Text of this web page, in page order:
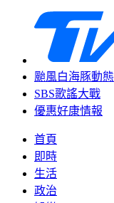
颱風白海豚動態
SBS歌謠大戰
優惠好康情報
首頁
即時
生活
政治